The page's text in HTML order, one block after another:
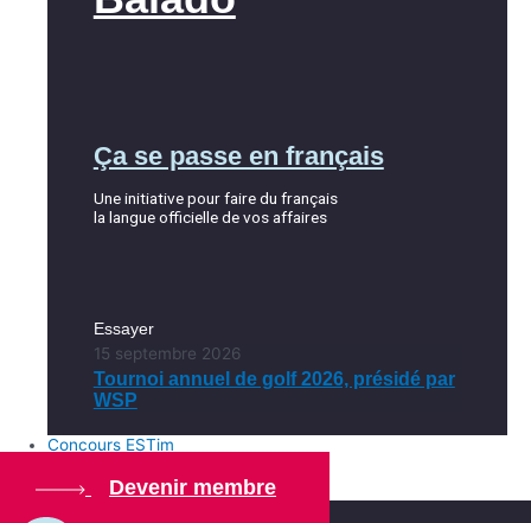
Ça se passe en français
Une initiative pour faire du français
la langue officielle de vos affaires
Essayer
15 septembre 2026
Tournoi annuel de golf 2026, présidé par
WSP
Concours ESTim
Devenir membre